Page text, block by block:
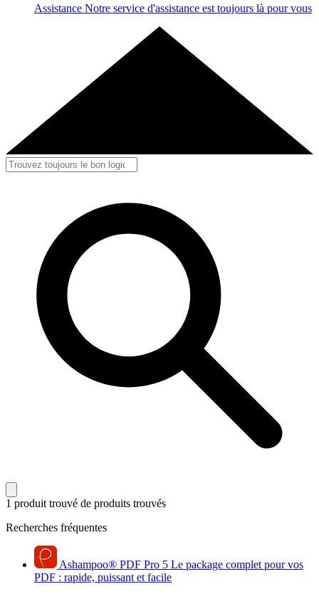
Assistance Notre service d'assistance est toujours là pour vous
1 produit trouvé de produits trouvés
Recherches fréquentes
Ashampoo® PDF Pro 5 Le package complet pour vos
PDF : rapide, puissant et facile